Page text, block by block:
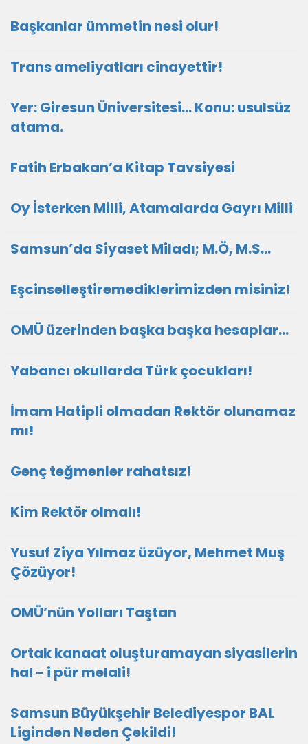
Başkanlar ümmetin nesi olur!
Trans ameliyatları cinayettir!
Yer: Giresun Üniversitesi… Konu: usulsüz
atama.
Fatih Erbakan’a Kitap Tavsiyesi
Oy İsterken Milli, Atamalarda Gayrı Milli
Samsun’da Siyaset Miladı; M.Ö, M.S…
Eşcinselleştiremediklerimizden misiniz!
OMÜ üzerinden başka başka hesaplar…
Yabancı okullarda Türk çocukları!
İmam Hatipli olmadan Rektör olunamaz
mı!
Genç teğmenler rahatsız!
Kim Rektör olmalı!
Yusuf Ziya Yılmaz üzüyor, Mehmet Muş
Çözüyor!
OMÜ’nün Yolları Taştan
Ortak kanaat oluşturamayan siyasilerin
hal - i pür melali!
Samsun Büyükşehir Belediyespor BAL
Liginden Neden Çekildi!